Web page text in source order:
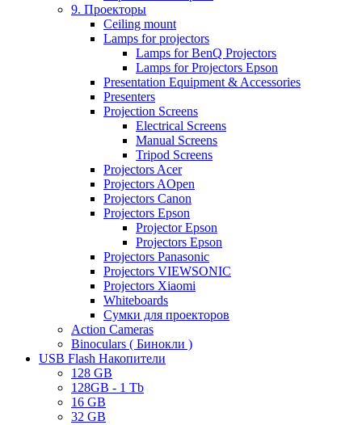
9. Проекторы
Ceiling mount
Lamps for projectors
Lamps for BenQ Projectors
Lamps for Projectors Epson
Presentation Equipment & Accessories
Presenters
Projection Screens
Electrical Screens
Manual Screens
Tripod Screens
Projectors Acer
Projectors AOpen
Projectors Canon
Projectors Epson
Projector Epson
Projectors Epson
Projectors Panasonic
Projectors VIEWSONIC
Projectors Xiaomi
Whiteboards
Сумки для проекторов
Action Cameras
Binoculars ( Бинокли )
USB Flash Накопители
128 GB
128GB - 1 Tb
16 GB
32 GB